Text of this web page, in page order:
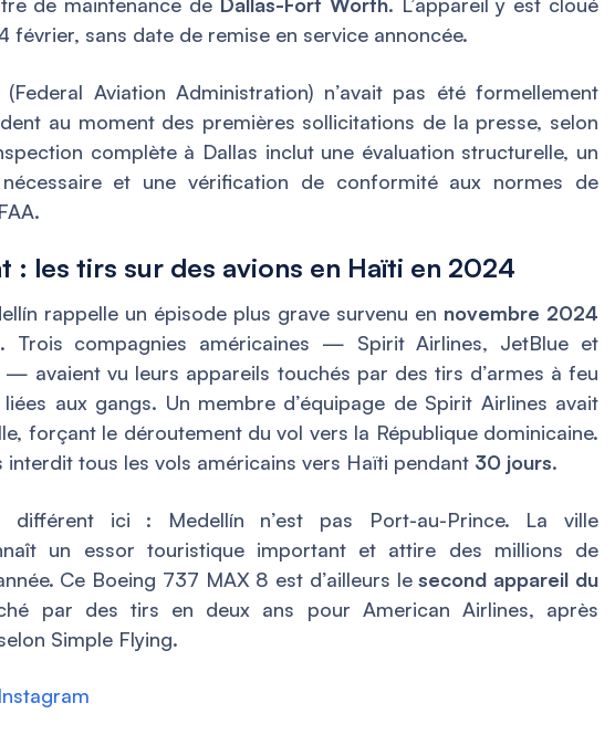
février, sans date de remise en service annoncée.
(Federal Aviation Administration) n’avait pas été formellement
au moment des premières sollicitations de la presse, selon
complète à Dallas inclut une évaluation structurelle, un
et une vérification de conformité aux normes de
: les tirs sur des avions en Haïti en 2024
rappelle un épisode plus grave survenu en novembre 2024
. Trois compagnies américaines — Spirit Airlines, JetBlue et
— avaient vu leurs appareils touchés par des tirs d’armes à feu
aux gangs. Un membre d’équipage de Spirit Airlines avait
forçant le déroutement du vol vers la République dominicaine.
interdit tous les vols américains vers Haïti pendant 30 jours.
différent ici : Medellín n’est pas Port-au-Prince. La ville
un essor touristique important et attire des millions de
Ce Boeing 737 MAX 8 est d’ailleurs lesecond appareil du
par des tirs en deux ans pour American Airlines, après
Simple Flying.